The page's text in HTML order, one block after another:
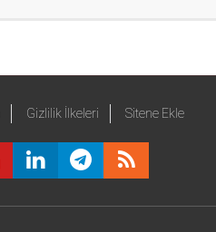
Gizlilik İlkeleri Sitene Ekle